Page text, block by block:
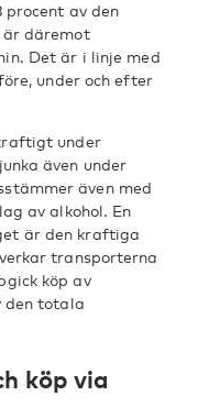
procent av den
är däremot
Det är i linje med
under och efter
under
även under
även med
av alkohol. En
är den kraftiga
transporterna
köp av
den totala
köp via